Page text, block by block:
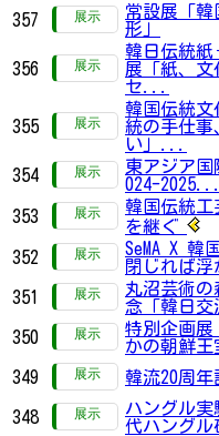
357
常設展「韓
形」
356
韓日伝統紙
展「紙、文
セ...
355
韓国伝統文
統の手仕事
い」...
354
東アジア国
024-2025...
353
韓国伝統工
を継ぐ
352
SeMA X 韓
閉じれば
351
丸沼芸術の
念「韓日交
350
特別企画展
かの朝鮮王
349
韓流20周
348
ハングル実
代ハングル